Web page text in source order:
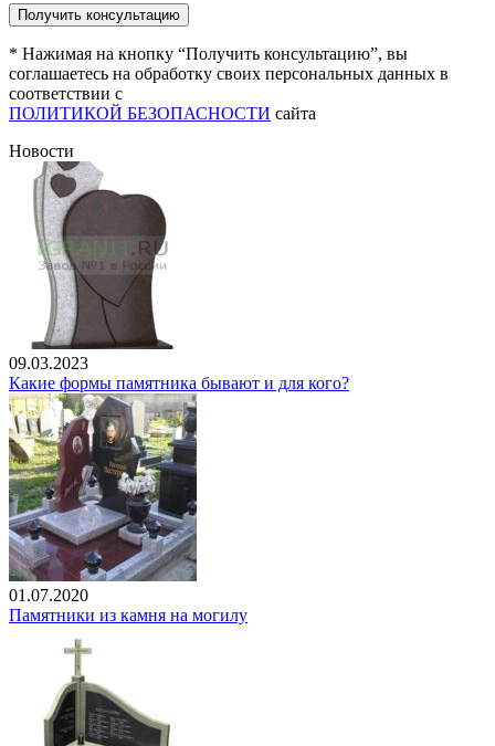
* Нажимая на кнопку “Получить консультацию”, вы
соглашаетесь на обработку своих персональных данных в
соответствии с
ПОЛИТИКОЙ БЕЗОПАСНОСТИ сайта
Новости
09.03.2023
Какие формы памятника бывают и для кого?
01.07.2020
Памятники из камня на могилу